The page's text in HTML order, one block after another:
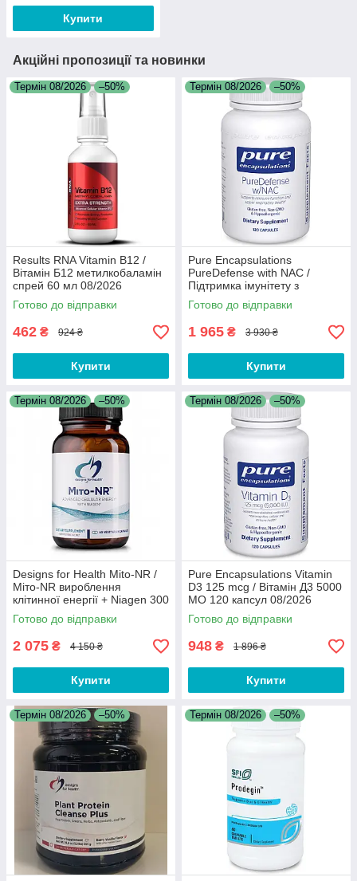
Купити
Акційні пропозиції та новинки
Термін 08/2026 –50%
Results RNA Vitamin B12 /
Вітамін Б12 метилкобаламін
спрей 60 мл 08/2026
Готово до відправки
462 ₴ 924 ₴
Купити
Термін 08/2026 –50%
Pure Encapsulations
PureDefense with NAC /
Підтримка імунітету з
ацетилцистеїном 120 капсул
08/2026
Готово до відправки
1 965 ₴ 3 930 ₴
Купити
Термін 08/2026 –50%
Designs for Health Mito-NR /
Міто-NR вироблення
клітинної енергії + Niagen 300
мг 60 капсул 08/2026
Готово до відправки
2 075 ₴ 4 150 ₴
Купити
Термін 08/2026 –50%
Pure Encapsulations Vitamin
D3 125 mcg / Вітамін Д3 5000
МО 120 капсул 08/2026
Готово до відправки
948 ₴ 1 896 ₴
Купити
Термін 08/2026 –50% Термін 08/2026 –50%